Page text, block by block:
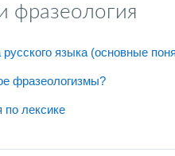
фразеология
русского языка (основные
фразеологизмы?
文件
по лексике
测验